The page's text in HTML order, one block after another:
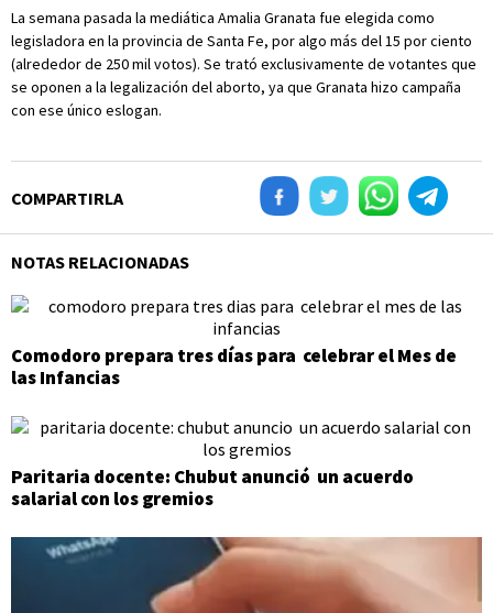
La semana pasada la mediática Amalia Granata fue elegida como
legisladora en la provincia de Santa Fe, por algo más del 15 por ciento
(alrededor de 250 mil votos). Se trató exclusivamente de votantes que
se oponen a la legalización del aborto, ya que Granata hizo campaña
con ese único eslogan.
COMPARTIRLA
NOTAS RELACIONADAS
Comodoro prepara tres días para celebrar el Mes de
las Infancias
Paritaria docente: Chubut anunció un acuerdo
salarial con los gremios